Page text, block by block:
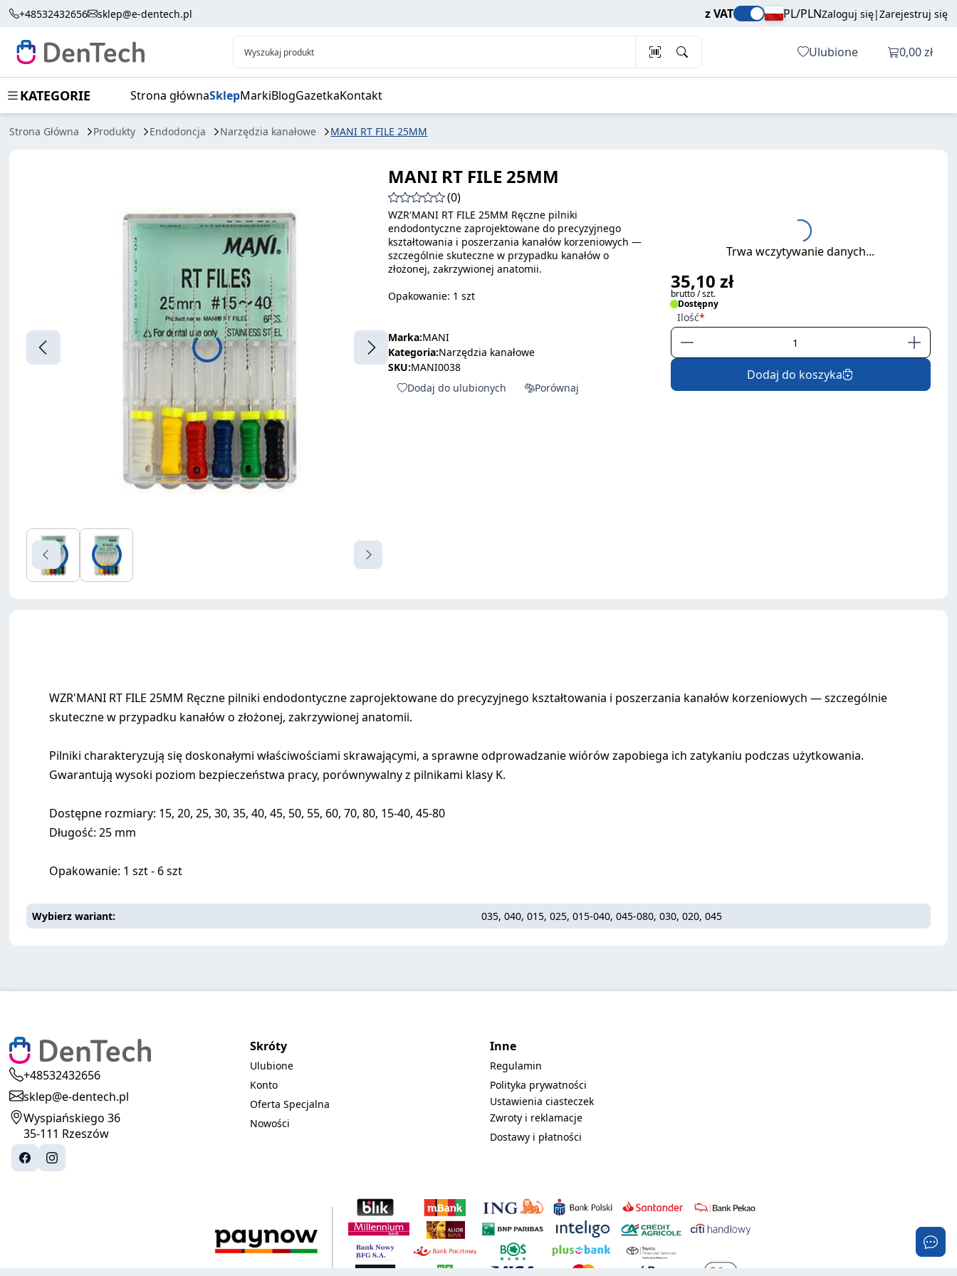
+48532432656 sklep@e-dentech.pl z VAT PL/PLNZaloguj się|Zarejestruj się
Wyszukaj produkt Ulubione Otwórz
0,00 zł
KATEGORIE Strona głównaSklepMarkiBlogGazetkaKontakt
Strona Główna Produkty Endodoncja Narzędzia kanałowe MANI RT FILE 25MM
MANI RT FILE 25MM brutto / szt. Dodaj do koszyka
MANI RT FILE 25MM
(0)
WZR'MANI RT FILE 25MM Ręczne pilniki
endodontyczne zaprojektowane do precyzyjnego
kształtowania i poszerzania kanałów korzeniowych —
szczególnie skuteczne w przypadku kanałów o
złożonej, zakrzywionej anatomii.
Opakowanie: 1 szt
Marka:MANI
Kategoria:Narzędzia kanałowe
SKU:MANI0038
Dodaj do ulubionych
Porównaj
Trwa wczytywanie danych...
35,10 zł
brutto / szt.
Dostępny
Ilość
Dodaj do koszyka
WZR'MANI RT FILE 25MM Ręczne pilniki endodontyczne zaprojektowane do precyzyjnego kształtowania i poszerzania kanałów korzeniowych — szczególnie
skuteczne w przypadku kanałów o złożonej, zakrzywionej anatomii.
Pilniki charakteryzują się doskonałymi właściwościami skrawającymi, a sprawne odprowadzanie wiórów zapobiega ich zatykaniu podczas użytkowania.
Gwarantują wysoki poziom bezpieczeństwa pracy, porównywalny z pilnikami klasy K.
Dostępne rozmiary: 15, 20, 25, 30, 35, 40, 45, 50, 55, 60, 70, 80, 15-40, 45-80
Długość: 25 mm
Opakowanie: 1 szt - 6 szt
Wybierz wariant 035, 040, 015, 025, 015-040, 045-080, 030, 020, 045
+48532432656
sklep@e-dentech.pl
Wyspiańskiego 36
35-111 Rzeszów
Skróty
Ulubione
Konto
Oferta Specjalna
Nowości
Inne
Regulamin
Polityka prywatności
Ustawienia ciasteczek
Zwroty i reklamacje
Dostawy i płatności